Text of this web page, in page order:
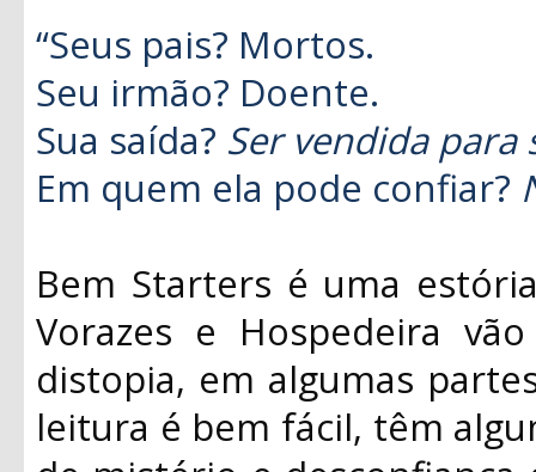
“Seus pais? Mortos.
Seu irmão? Doente.
Sua saída? Ser vendida para
Em quem ela pode confiar?
Bem Starters é uma
Vorazes e Hospedeira
distopia, em algumas
leitura é bem fácil, têm